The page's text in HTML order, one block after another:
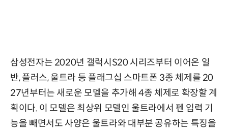
삼성전자는 2020년 갤럭시S20 시리즈부터 이어온 일
반, 플러스, 울트라 등 플래그십 스마트폰 3종 체제를 20
27년부터는 새로운 모델을 추가해 4종 체제로 확장할 계
획이다. 이 모델은 최상위 모델인 울트라에서 펜 입력 기
능을 빼면서도 사양은 울트라와 대부분 공유하는 특징을